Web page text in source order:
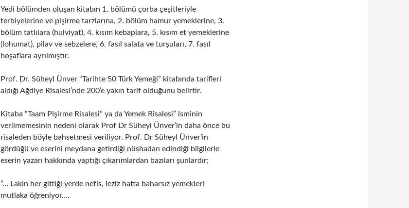
Yedi bölümden oluşan kitabın 1. bölümü çorba çeşitleriyle
terbiyelerine ve pişirme tarzlarına, 2. bölüm hamur yemeklerine, 3.
bölüm tatlılara (hulviyat), 4. kısım kebaplara, 5. kısım et yemeklerine
(lohumat), pilav ve sebzelere, 6. fasıl salata ve turşuları, 7. fasıl
hoşaflara ayrılmıştır.
Prof. Dr. Süheyl Ünver “Tarihte 50 Türk Yemeği” kitabında tarifleri
aldığı Ağdiye Risalesi’nde 200’e yakın tarif olduğunu belirtir.
Kitaba “Taam Pişirme Risalesi” ya da Yemek Risalesi” isminin
verilmemesinin nedeni olarak Prof Dr Süheyl Ünver’in daha önce bu
risaleden böyle bahsetmesi veriliyor. Prof. Dr Süheyl Ünver’in
gördüğü ve eserini meydana getirdiği nüshadan edindiği bilgilerle
eserin yazarı hakkında yaptığı çıkarımlardan bazıları şunlardır;
“… Lakin her gittiği yerde nefis, leziz hatta baharsız yemekleri
mutlaka öğreniyor….